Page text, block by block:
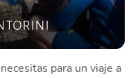
para un viaje a